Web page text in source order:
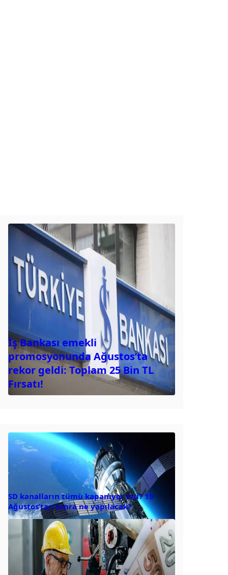
İş Bankası emekli
promosyonunda Ağustos’ta
rekor geldi: Toplam 25 Bin TL
Fırsatı!
SD kanalların tümü kapanıyor mu? 15
Ağustos’tan sonra ne yapılacak?